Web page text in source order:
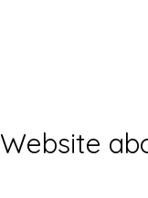
Website